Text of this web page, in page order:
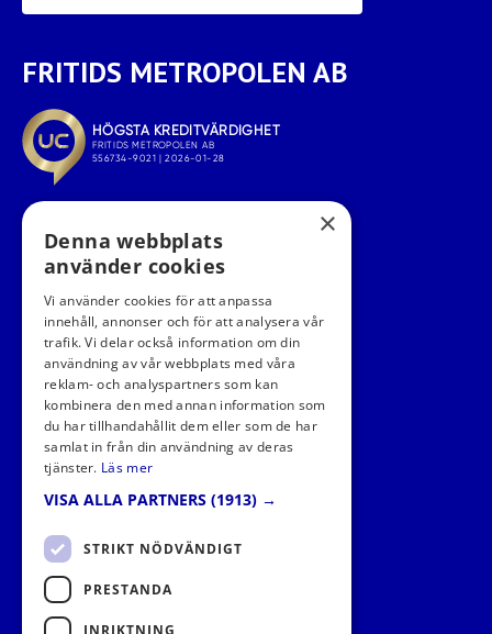
FRITIDS METROPOLEN AB
FÖLJ OSS I SOCIALA MEDIER
×
Denna webbplats
använder cookies
Vi använder cookies för att anpassa
innehåll, annonser och för att analysera vår
trafik. Vi delar också information om din
användning av vår webbplats med våra
reklam- och analyspartners som kan
kombinera den med annan information som
du har tillhandahållit dem eller som de har
samlat in från din användning av deras
tjänster. Läs mer
VISA ALLA PARTNERS (1913) →
STRIKT NÖDVÄNDIGT
PRESTANDA
INRIKTNING